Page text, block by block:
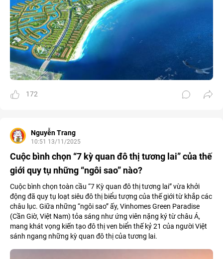
172
Nguyễn Trang
10:51 13/11/2025
Cuộc bình chọn “7 kỳ quan đô thị tương lai” của thế
giới quy tụ những “ngôi sao” nào?
Cuộc bình chọn toàn cầu “7 Kỳ quan đô thị tương lai” vừa khởi
động đã quy tụ loạt siêu đô thị biểu tượng của thế giới từ khắp các
châu lục. Giữa những “ngôi sao” ấy, Vinhomes Green Paradise
(Cần Giờ, Việt Nam) tỏa sáng như ứng viên nặng ký từ châu Á,
mang khát vọng kiến tạo đô thị ven biển thế kỷ 21 của người Việt
sánh ngang những kỳ quan đô thị của tương lai.